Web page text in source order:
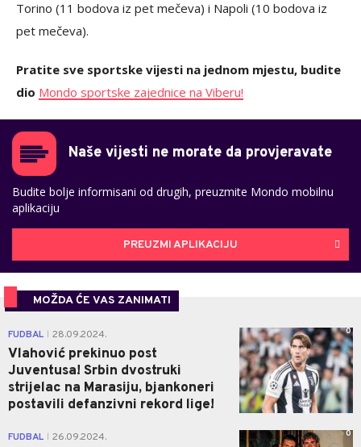
Torino (11 bodova iz pet mečeva) i Napoli (10 bodova iz
pet mečeva).
Pratite sve sportske vijesti na jednom mjestu, budite
dio Mondo sportske zajednice na Viberu!
Naše vijesti ne morate da provjeravate
Budite bolje informisani od drugih, preuzmite Mondo mobilnu
aplikaciju
PREUZMI APLIKACIJU
MOŽDA ĆE VAS ZANIMATI
FUDBAL 28.09.2024.
Vlahović prekinuo post
Juventusa! Srbin dvostruki
strijelac na Marasiju, bjankoneri
postavili defanzivni rekord lige!
0
FUDBAL 26.09.2024. 0